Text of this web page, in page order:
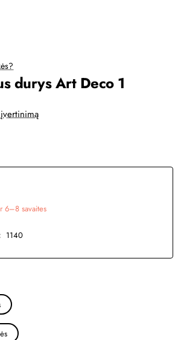
durys Art Deco 1
6–8 savaites
1140